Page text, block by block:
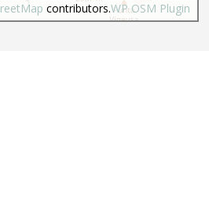
contributors.WP OSM Plugin